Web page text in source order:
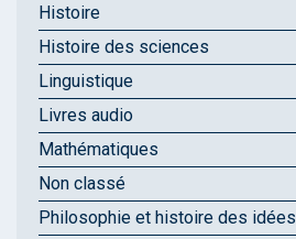
Histoire
Histoire des sciences
Linguistique
Livres audio
Mathématiques
Non classé
Philosophie et histoire des idées